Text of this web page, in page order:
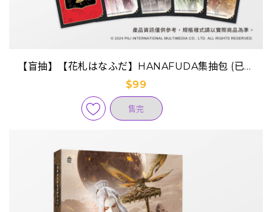
【盲抽】【花札はなふだ】HANAFUDA集抽包 (已完
售)
$99
售完